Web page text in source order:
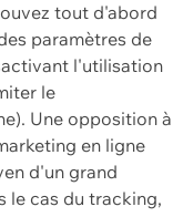
tout d'abord
paramètres de
l'utilisation
le
Une opposition à
en ligne
d'un grand
le cas du tracking,